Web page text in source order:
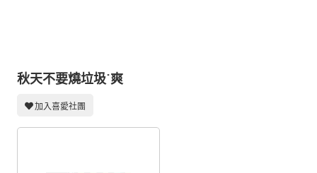
交流中心
攤位轉讓區
會員功能選單
秋天不要燒垃圾˙爽
加入喜愛社團